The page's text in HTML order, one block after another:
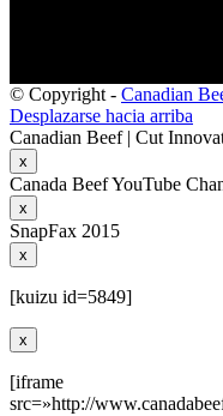
© Copyright - Canadian
Desplazarse hacia arriba
Canadian Beef | Cut
x
Canada Beef YouTube
x
SnapFax 2015
x
[kuizu id=5849]
x
[iframe
src=»http://